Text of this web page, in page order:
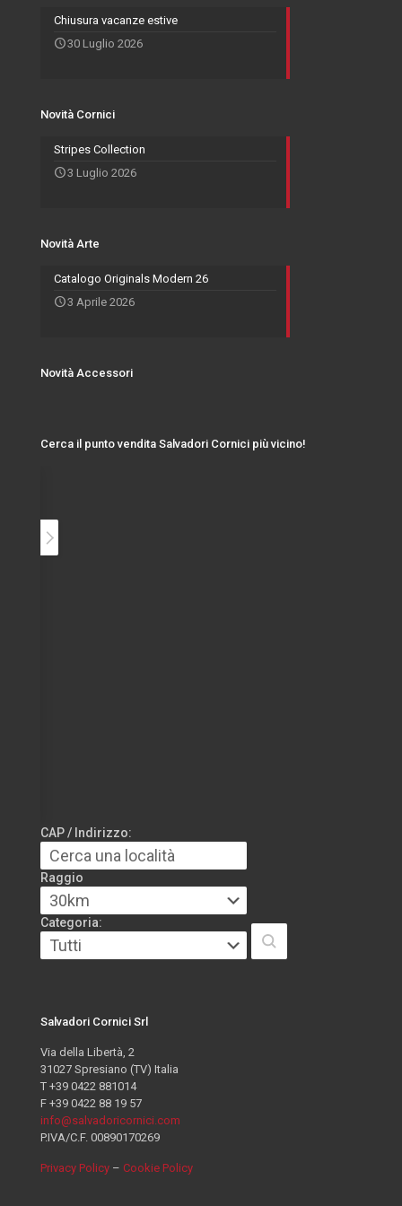
Novità Arte
Chiusura vacanze estive
30 Luglio 2026
Novità Cornici
Stripes Collection
3 Luglio 2026
Novità Arte
Catalogo Originals Modern 26
3 Aprile 2026
Novità Accessori
Cerca il punto vendita Salvadori Cornici più vicino!
CAP / Indirizzo:
Raggio
Categoria:
Salvadori Cornici Srl
Via della Libertà, 2
31027 Spresiano (TV) Italia
T +39 0422 881014
F +39 0422 88 19 57
info@salvadoricornici.com
P.IVA/C.F. 00890170269
Privacy Policy – Cookie Policy